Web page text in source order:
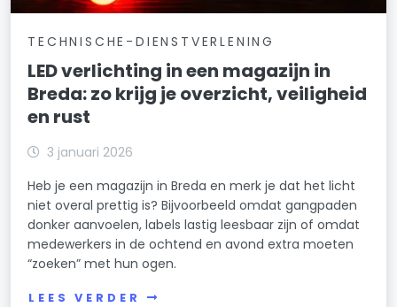
TECHNISCHE-DIENSTVERLENING
LED verlichting in een magazijn in
Breda: zo krijg je overzicht, veiligheid
en rust
3 januari 2026
Heb je een magazijn in Breda en merk je dat het licht
niet overal prettig is? Bijvoorbeeld omdat gangpaden
donker aanvoelen, labels lastig leesbaar zijn of omdat
medewerkers in de ochtend en avond extra moeten
“zoeken” met hun ogen.
LEES VERDER